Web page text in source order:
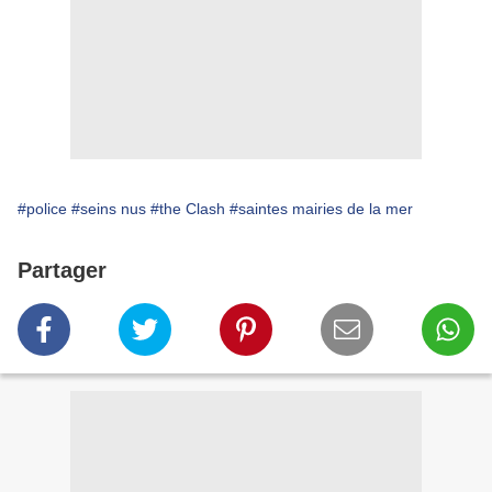
#police #seins nus #the Clash #saintes mairies de la mer
Partager